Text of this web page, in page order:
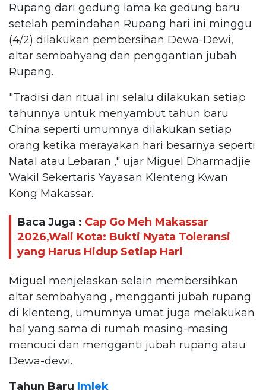
Rupang dari gedung lama ke gedung baru
setelah pemindahan Rupang hari ini minggu
(4/2) dilakukan pembersihan Dewa-Dewi,
altar sembahyang dan penggantian jubah
Rupang.
"Tradisi dan ritual ini selalu dilakukan setiap
tahunnya untuk menyambut tahun baru
China seperti umumnya dilakukan setiap
orang ketika merayakan hari besarnya seperti
Natal atau Lebaran ," ujar Miguel Dharmadjie
Wakil Sekertaris Yayasan Klenteng Kwan
Kong Makassar.
Baca Juga : Cap Go Meh Makassar
2026,Wali Kota: Bukti Nyata Toleransi
yang Harus Hidup Setiap Hari
Miguel menjelaskan selain membersihkan
altar sembahyang , mengganti jubah rupang
di klenteng, umumnya umat juga melakukan
hal yang sama di rumah masing-masing
mencuci dan mengganti jubah rupang atau
Dewa-dewi.
Tahun Baru Imlek